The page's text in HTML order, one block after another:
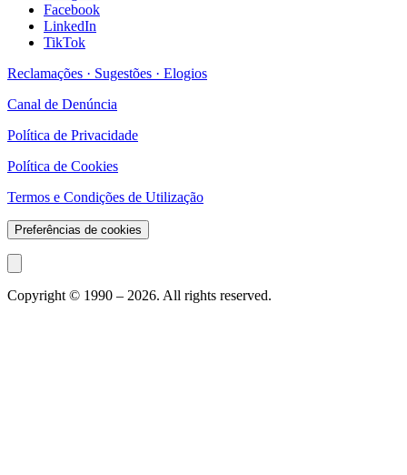
Facebook
LinkedIn
TikTok
Reclamações · Sugestões · Elogios
Canal de Denúncia
Política de Privacidade
Política de Cookies
Termos e Condições de Utilização
Preferências de cookies
Copyright © 1990 – 2026. All rights reserved.